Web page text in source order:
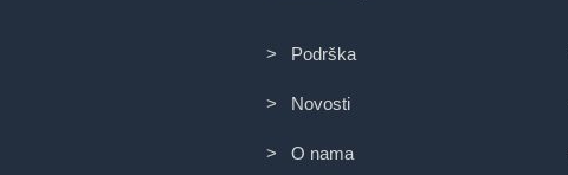
> Podrška
> Novosti
> O nama